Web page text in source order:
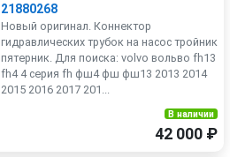
21880268
Новый оригинал. Коннектор
гидравлических трубок на насос тройник
пятерник. Для поиска: volvo вольво fh13
fh4 4 серия fh фш4 фш фш13 2013 2014
2015 2016 2017 201...
В наличии
42 000 ₽